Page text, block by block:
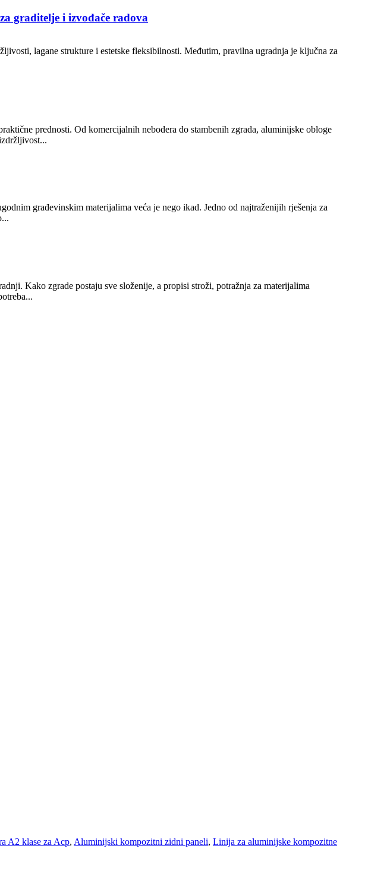
graditelje i izvođače radova
lagane strukture i estetske fleksibilnosti. Međutim, pravilna ugradnja je ključna za
prednosti. Od komercijalnih nebodera do stambenih zgrada, aluminijske obloge
građevinskim materijalima veća je nego ikad. Jedno od najtraženijih rješenja za
Kako zgrade postaju sve složenije, a propisi stroži, potražnja za materijalima
A2 klase za Acp, Aluminijski kompozitni zidni paneli, Linija za aluminijske kompozitne